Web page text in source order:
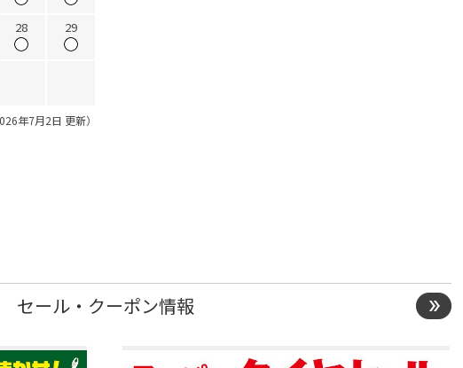
28 29
年7月2日 更新）
セール・クーポン情報